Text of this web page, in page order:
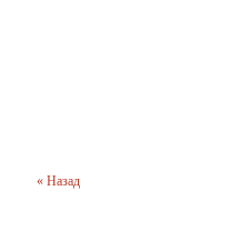
« Назад